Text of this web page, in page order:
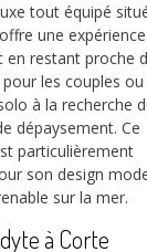
tout équipé
une expérience
en restant proche
les couples ou
à la recherche
dépaysement. Ce
particulièrement
son design
sur la mer.
à Corte